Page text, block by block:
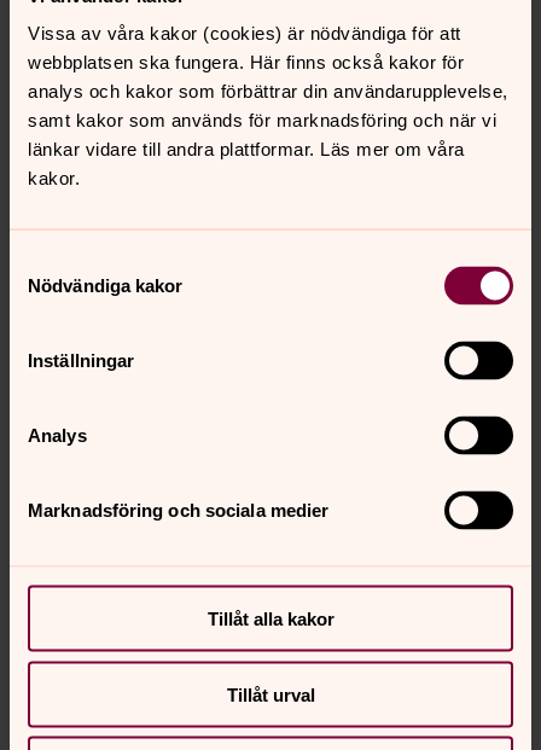
Vissa av våra kakor (cookies) är nödvändiga för att
webbplatsen ska fungera. Här finns också kakor för
analys och kakor som förbättrar din användarupplevelse,
samt kakor som används för marknadsföring och när vi
länkar vidare till andra plattformar. Läs mer om våra
kakor.
Nödvändiga kakor
Inställningar
Analys
Marknadsföring och sociala medier
Tillåt alla kakor
Tillåt urval
vad hon gör. Skulle de förstå? Tove Pils utforskar en
queer gemenskap som utmanar synen på sex och
arbete. Över flera år följer vi, genom Toves alltid
närvarande kamera och Hannas drabbande emotionella
resa, en grupp människor som hittat sitt hem i varandra,
bortom kropparnas och arbetets gränser.
99 min
Häpnadsväckande scener och udda slottsmiljöer i Karin
af Klintbergs unika porträtt av en solitär monark.
Vem är Carl XVI Gustaf, på insidan? Hur är det
egentligen att vara kung? Med ett öppet frågebatteri
lyckades Karin af Klintberg (Ebbe - The Movie
Trevligt folkGFF 2015) få hovet att öppna slottsportarna
konung. Resultatet är en tankeväckande film om en 40-
talistman som skyggar från reflektioner och annat